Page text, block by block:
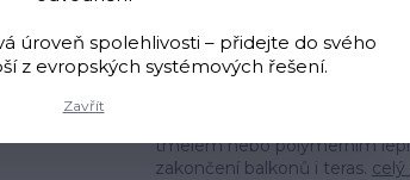
rozměry 250×250
mm
Vnější roh OKAP je hliníkový
pevné a estetické napojení
tmelem nebo polymerním
zakončení balkonů i teras. celý
úroveň spolehlivosti – přidejte do svého
z evropských systémových řešení.
Zavřít